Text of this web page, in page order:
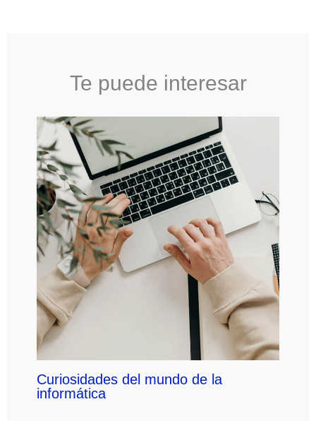
Te puede interesar
Curiosidades del mundo de la
informática